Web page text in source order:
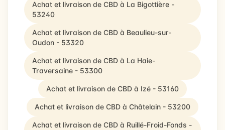
Achat et livraison de CBD à La Bigottière -
53240
Achat et livraison de CBD à Beaulieu-sur-
Oudon - 53320
Achat et livraison de CBD à La Haie-
Traversaine - 53300
Achat et livraison de CBD à Izé - 53160
Achat et livraison de CBD à Châtelain - 53200
Achat et livraison de CBD à Ruillé-Froid-Fonds -